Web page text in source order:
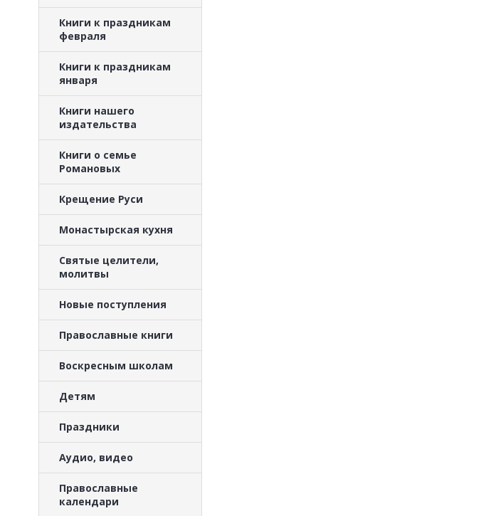
Книги к праздникам
февраля
Книги к праздникам
января
Книги нашего
издательства
Книги о семье
Романовых
Крещение Руси
Монастырская кухня
Святые целители,
молитвы
Новые поступления
Православные книги
Воскресным школам
Детям
Праздники
Аудио, видео
Православные
календари